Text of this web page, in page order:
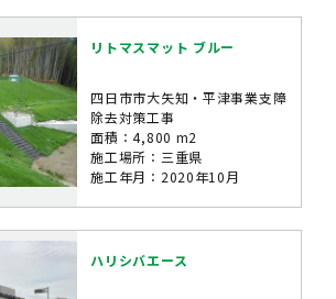
リトマスマット ブルー
四日市市大矢知・平津事業支障
除去対策工事
面積：4,800 m2
施工場所：三重県
施工年月：2020年10月
ハリシバエース